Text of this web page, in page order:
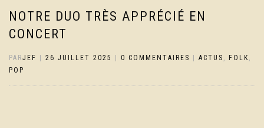
NOTRE DUO TRÈS APPRÉCIÉ EN
CONCERT
PARJEF 26 JUILLET 2025 0 COMMENTAIRES ACTUS , FOLK,
POP